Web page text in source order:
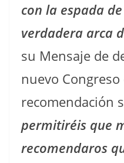
con la espada
verdadera arca
su Mensaje de
nuevo Congreso
recomendación
permitiréis que
recomendaros